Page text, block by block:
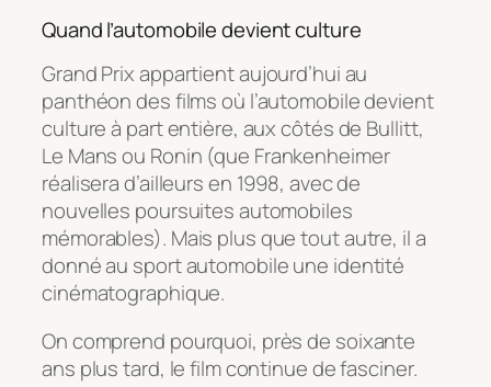
Quand l’automobile devient culture
Grand Prixappartient aujourd’hui au
panthéon des films où l’automobile devient
culture à part entière, aux côtés de Bullitt,
Le Mansou Ronin (que Frankenheimer
réalisera d’ailleurs en 1998, avec de
nouvelles poursuites automobiles
mémorables). Mais plus que tout autre, il a
donné au sport automobile une identité
cinématographique.
On comprend pourquoi, près de soixante
ans plus tard, le film continue de fasciner.